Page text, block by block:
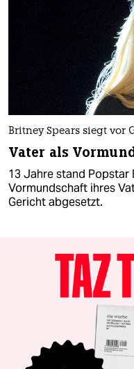
Britney Spears siegt vor
Vater als
13 Jahre stand Popstar
Vormundschaft ihres
Gericht abgesetzt.